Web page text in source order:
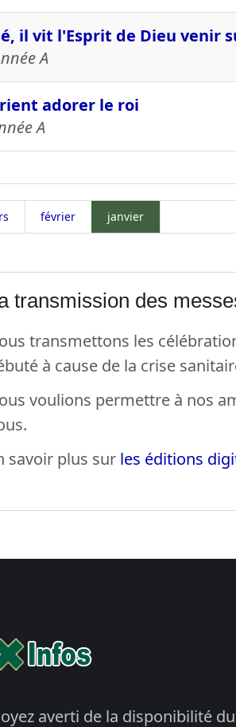
il vit l'Esprit de Dieu venir
A
adorer le roi
A
février janvier
transmission des
transmettons les
à cause de la crise
voulions permettre à nos
savoir plus sur les éditions
averti de la disponibilité du